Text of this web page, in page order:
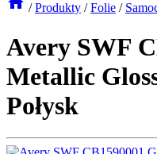
/ Produkty / Folie /
Avery SWF
Metallic
Połysk